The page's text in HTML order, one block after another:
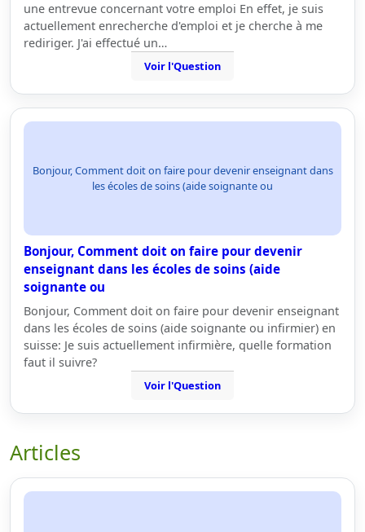
une entrevue concernant votre emploi En effet, je suis
actuellement enrecherche d'emploi et je cherche à me
rediriger. J'ai effectué un…
Voir l'Question
Bonjour, Comment doit on faire pour devenir enseignant dans
les écoles de soins (aide soignante ou
Bonjour, Comment doit on faire pour devenir
enseignant dans les écoles de soins (aide
soignante ou
Bonjour, Comment doit on faire pour devenir enseignant
dans les écoles de soins (aide soignante ou infirmier) en
suisse: Je suis actuellement infirmière, quelle formation
faut il suivre?
Voir l'Question
Articles